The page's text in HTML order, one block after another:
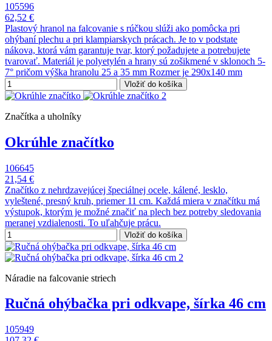
105596
62,52 €
Plastový hranol na falcovanie s rúčkou slúži ako pomôcka pri
ohýbaní plechu a pri klampiarskych prácach. Je to v podstate
nákova, ktorá vám garantuje tvar, ktorý požadujete a potrebujete
tvarovať. Materiál je polyetylén a hrany sú zošikmené v sklonoch 5-
7° pričom výška hranolu 25 a 35 mm Rozmer je 290x140 mm
Vložiť do košíka
Značítka a uholníky
Okrúhle značítko
106645
21,54 €
Značítko z nehrdzavejúcej špeciálnej ocele, kálené, lesklo,
vyleštené, presný kruh, priemer 11 cm. Každá miera v značítku má
výstupok, ktorým je možné značiť na plech bez potreby sledovania
meranej vzdialenosti. To uľahčuje prácu.
Vložiť do košíka
Náradie na falcovanie striech
Ručná ohýbačka pri odkvape, šírka 46 cm
105949